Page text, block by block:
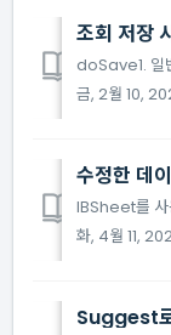
조회 저장
금, 2월 10,
수정한
화, 4월 11,
Suggest